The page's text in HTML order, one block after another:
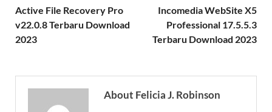
Active File Recovery Pro
v22.0.8 Terbaru Download
2023
Incomedia WebSite X5
Professional 17.5.5.3
Terbaru Download 2023
About Felicia J. Robinson